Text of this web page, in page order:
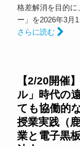
格差解消を目的
ー」を2026年3月
さらに読む
【2/20開催
ル」時代の
ても協働的
授業実践（
業と電子黒